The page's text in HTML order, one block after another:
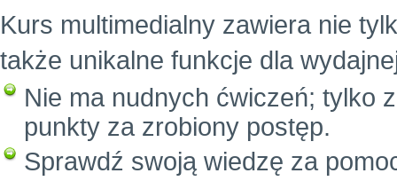
Kurs multimedialny zawiera nie
także unikalne funkcje dla
Nie ma nudnych ćwiczeń; tylko
punkty za zrobiony postęp.
Sprawdź swoją wiedzę za